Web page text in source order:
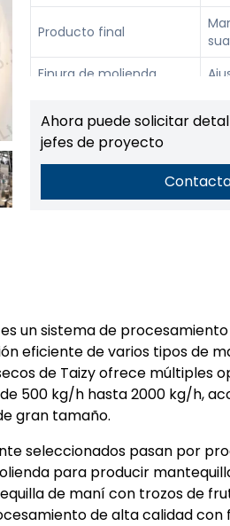
Producto final
Finura de molienda
Tipo de embalaje
Rango de llenado
Ahora puede solicitar
jefes de proyecto
un sistema de
eficiente de varios tipos de
de Taizy ofrece múltiples
500 kg/h hasta 2000 kg/h,
gran tamaño.
seleccionados pasan por
para producir
de maní con trozos de
de alta calidad con